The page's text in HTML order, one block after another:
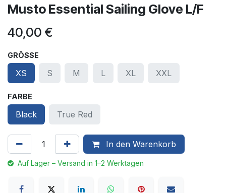
Musto Essential Sailing Glove L/F
40,00 €
GRÖSSE
XS S M L XL XXL
FARBE
Black True Red
In den Warenkorb
Auf Lager – Versand in 1–2 Werktagen